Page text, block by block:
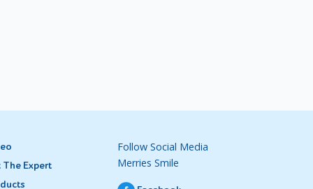
dia
The Expert
Follow Social Media
Merries Smile